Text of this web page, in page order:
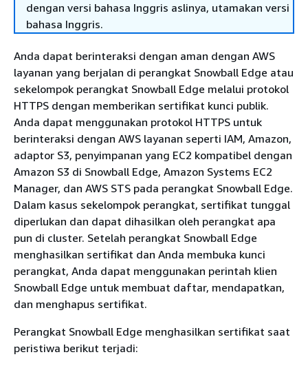
dengan versi bahasa Inggris aslinya, utamakan versi
bahasa Inggris.
Anda dapat berinteraksi dengan aman dengan AWS
layanan yang berjalan di perangkat Snowball Edge atau
sekelompok perangkat Snowball Edge melalui protokol
HTTPS dengan memberikan sertifikat kunci publik.
Anda dapat menggunakan protokol HTTPS untuk
berinteraksi dengan AWS layanan seperti IAM, Amazon,
adaptor S3, penyimpanan yang EC2 kompatibel dengan
Amazon S3 di Snowball Edge, Amazon Systems EC2
Manager, dan AWS STS pada perangkat Snowball Edge.
Dalam kasus sekelompok perangkat, sertifikat tunggal
diperlukan dan dapat dihasilkan oleh perangkat apa
pun di cluster. Setelah perangkat Snowball Edge
menghasilkan sertifikat dan Anda membuka kunci
perangkat, Anda dapat menggunakan perintah klien
Snowball Edge untuk membuat daftar, mendapatkan,
dan menghapus sertifikat.
Perangkat Snowball Edge menghasilkan sertifikat saat
peristiwa berikut terjadi: